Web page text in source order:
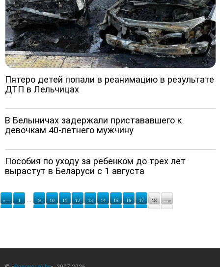
Пятеро детей попали в реанимацию в результате
ДТП в Лельчицах
В Белыничах задержали пристававшего к
девочкам 40-летнего мужчину
Пособия по уходу за ребенком до трех лет
вырастут в Беларуси с 1 августа
«— 1 ... 9 10 11 12 13 14 15 16 17 18 —»